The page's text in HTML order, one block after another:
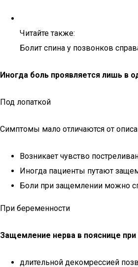
Читайте также:
Болит спина у позвонков
Иногда боль проявляется лишь в
Под лопаткой
Симптомы мало отличаются от
Возникает чувство
Иногда пациенты путают
Боли при защемлении можно
При беременности
Защемление нерва в пояснице
длительной декомрессией